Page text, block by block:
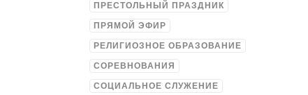
ПРЕСТОЛЬНЫЙ ПРАЗДНИК
ПРЯМОЙ ЭФИР
РЕЛИГИОЗНОЕ ОБРАЗОВАНИЕ
СОРЕВНОВАНИЯ
СОЦИАЛЬНОЕ СЛУЖЕНИЕ